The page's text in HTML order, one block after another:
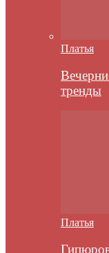
Платья
тренды
Платья